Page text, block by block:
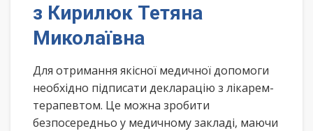
з Кирилюк Тетяна
Миколаївна
Для отримання якісної медичної допомоги
необхідно підписати декларацію з лікарем-
терапевтом. Це можна зробити
безпосередньо у медичному закладі, маючи